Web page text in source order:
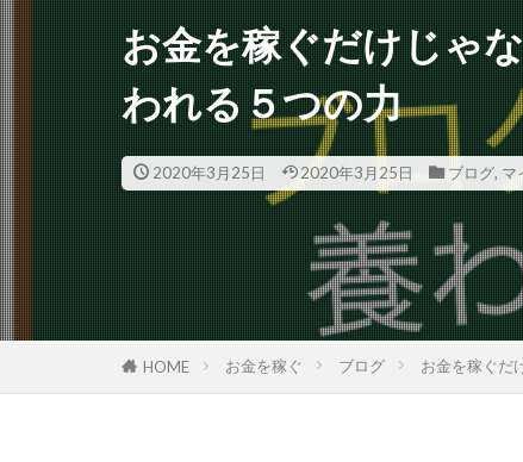
お金を稼ぐだけじゃ
われる５つの力
2020年3月25日 2020年3月25日 ブログ, マ
HOME お金を稼ぐ ブログ お金を稼ぐだ